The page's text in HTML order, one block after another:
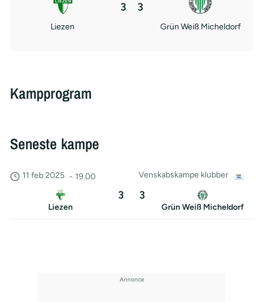
Liezen
3 3
Grün Weiß Micheldorf
Kampprogram
Seneste kampe
Venskabskampe klubber
11 feb 2025 - 19.00
Liezen
3 3
Grün Weiß Micheldorf